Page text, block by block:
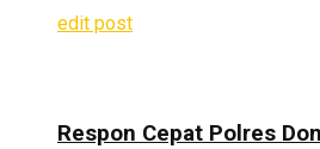
edit post
Respon Cepat Polres